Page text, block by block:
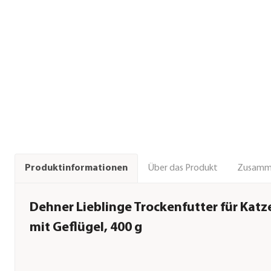
Produktinformationen Über das Produkt
Dehner Lieblinge Trockenfutter für
mit Geflügel, 400 g